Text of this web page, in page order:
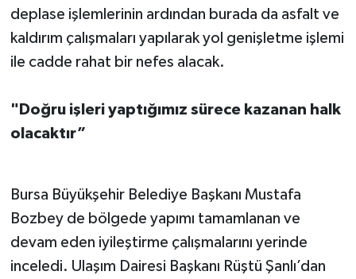
deplase işlemlerinin ardından burada da asfalt ve
kaldırım çalışmaları yapılarak yol genişletme işlemi
ile cadde rahat bir nefes alacak.
"Doğru işleri yaptığımız sürece kazanan halk
olacaktır”
Bursa Büyükşehir Belediye Başkanı Mustafa
Bozbey de bölgede yapımı tamamlanan ve
devam eden iyileştirme çalışmalarını yerinde
inceledi. Ulaşım Dairesi Başkanı Rüştü Şanlı’dan